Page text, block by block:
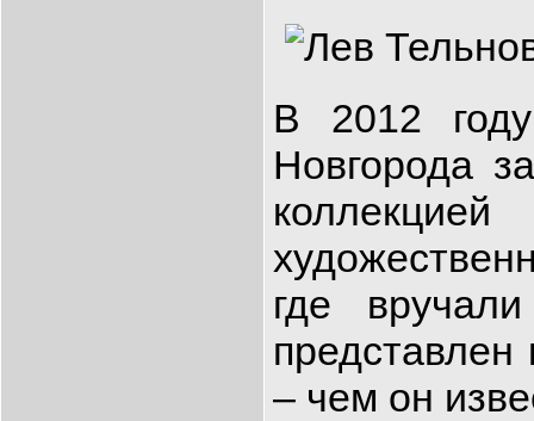
В 2012
Новгорода
где
представлен
– чем он